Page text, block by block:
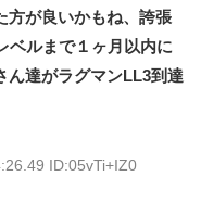
方が良いかもね、誇張
ベルまで１ヶ月以内に
ん達がラグマンLL3到達
ID:05vTi+IZ0